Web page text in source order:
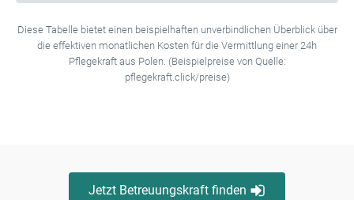
Diese Tabelle bietet einen beispielhaften unverbindlichen Überblick über
die effektiven monatlichen Kosten für die Vermittlung einer 24h
Pflegekraft aus Polen. (Beispielpreise von Quelle:
pflegekraft.click/preise)
Jetzt Betreuungskraft finden